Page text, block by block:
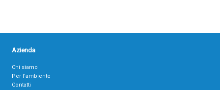
Azienda
Chi siamo
Per l’ambiente
Contatti